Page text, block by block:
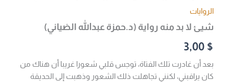
الروايات
شيئ لا بد منه رواية (د.حمزة عبدالله الضياني)
3,00 $
بعد أن غادرت تلك الفتاة، توجس قلبي شعورا غريبا أن هناك من
كان يراقبني، لكنني تجاهلت ذلك الشعور وذهبت إلى الحديقة